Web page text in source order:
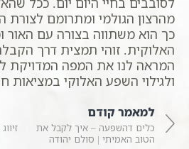
מהרצון הגולמי ומתרומם
כך הוא משתווה בצורה עם האור
האלוקית. זוהי תמצית דרך
המראה לנו את המפה המדויקת
ולגילוי השפע האלוקי במציאות
למאמר קודם
כלים דהשפעה – איך לקבל את
הטוב האמיתי | סולם יהודה